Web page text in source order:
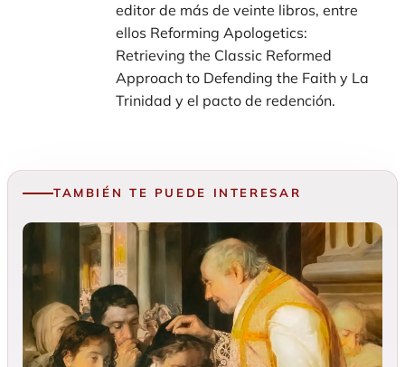
editor de más de veinte libros, entre
ellos Reforming Apologetics:
Retrieving the Classic Reformed
Approach to Defending the Faith y La
Trinidad y el pacto de redención.
TAMBIÉN TE PUEDE INTERESAR